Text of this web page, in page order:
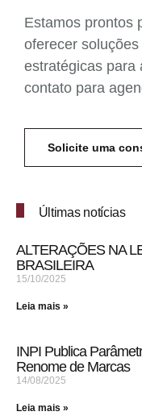
Estamos prontos
oferecer
estratégicas para
contato para
Solicite uma
Últimas notícias
ALTERAÇÕES NA
BRASILEIRA
15/10/2025
Leia mais »
INPI Publica
Renome de Marcas
14/08/2025
Leia mais »